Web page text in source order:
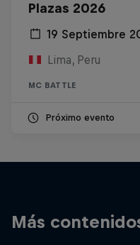
Plazas 2026
19 Septiembre
Lima, Peru
MC BATTLE
Próximo evento
Más